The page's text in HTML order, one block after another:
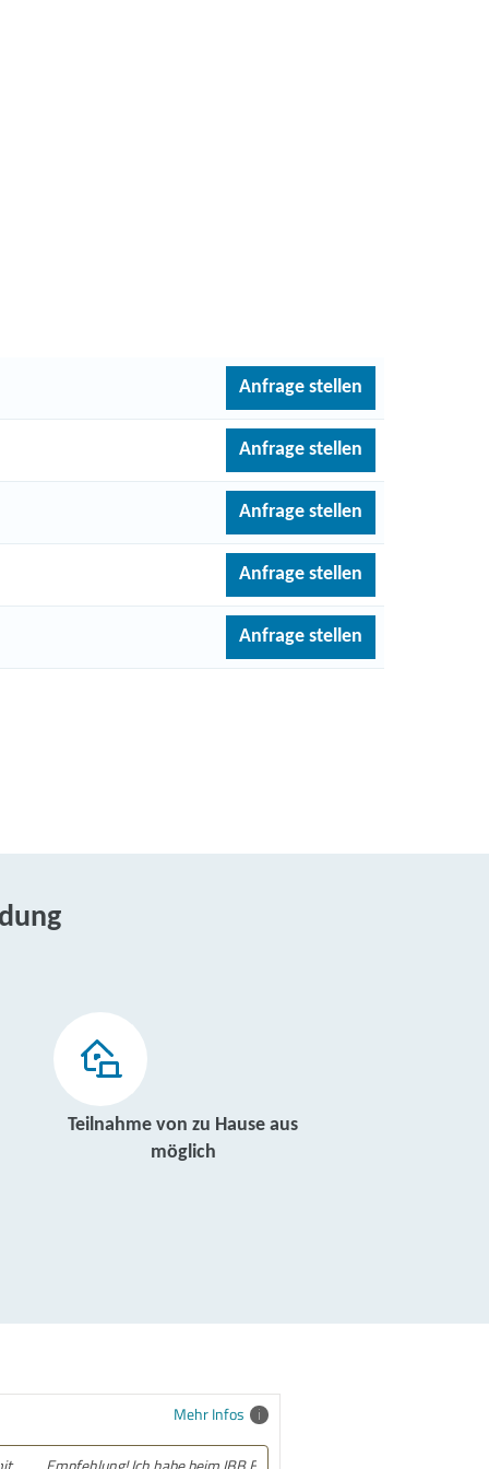
Anfrage stellen
Anfrage stellen
Anfrage stellen
Anfrage stellen
Anfrage stellen
Teilnahme von zu Hause aus
möglich
Mehr Infos